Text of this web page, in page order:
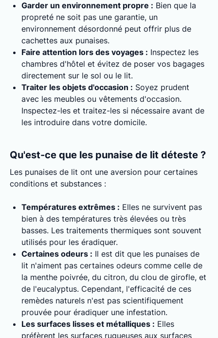
Garder un environnement propre : Bien que la
propreté ne soit pas une garantie, un
environnement désordonné peut offrir plus de
cachettes aux punaises.
Faire attention lors des voyages : Inspectez les
chambres d'hôtel et évitez de poser vos bagages
directement sur le sol ou le lit.
Traiter les objets d'occasion : Soyez prudent
avec les meubles ou vêtements d'occasion.
Inspectez-les et traitez-les si nécessaire avant de
les introduire dans votre domicile.
Qu'est-ce que les punaise de lit déteste ?
Les punaises de lit ont une aversion pour certaines
conditions et substances :
Températures extrêmes : Elles ne survivent pas
bien à des températures très élevées ou très
basses. Les traitements thermiques sont souvent
utilisés pour les éradiquer.
Certaines odeurs : Il est dit que les punaises de
lit n'aiment pas certaines odeurs comme celle de
la menthe poivrée, du citron, du clou de girofle, et
de l'eucalyptus. Cependant, l'efficacité de ces
remèdes naturels n'est pas scientifiquement
prouvée pour éradiquer une infestation.
Les surfaces lisses et métalliques : Elles
préfèrent les surfaces rugueuses aux surfaces